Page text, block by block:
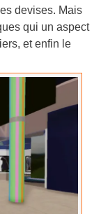
devises. Mais
qui un aspect
et enfin le